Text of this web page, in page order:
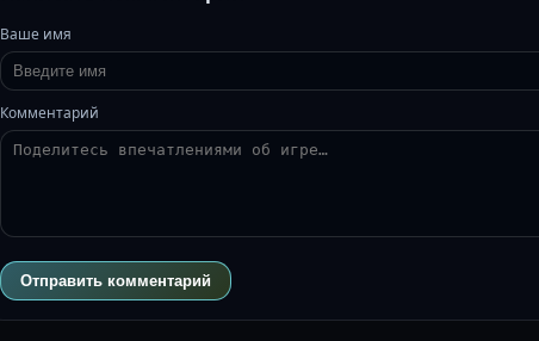
Ваше имя
Комментарий
Отправить комментарий